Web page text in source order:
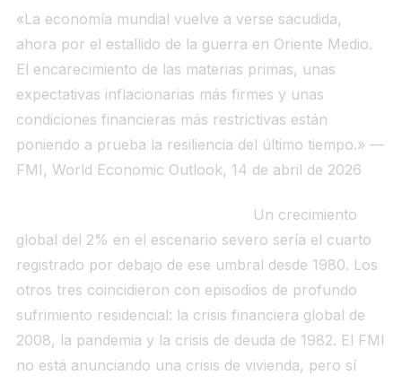
«La economía mundial vuelve a verse sacudida,
ahora por el estallido de la guerra en Oriente Medio.
El encarecimiento de las materias primas, unas
expectativas inflacionarias más firmes y unas
condiciones financieras más restrictivas están
poniendo a prueba la resiliencia del último tiempo.» —
FMI, World Economic Outlook, 14 de abril de 2026
Un crecimiento
global del 2% en el escenario severo sería el cuarto
registrado por debajo de ese umbral desde 1980. Los
otros tres coincidieron con episodios de profundo
sufrimiento residencial: la crisis financiera global de
2008, la pandemia y la crisis de deuda de 1982. El FMI
no está anunciando una crisis de vivienda, pero sí